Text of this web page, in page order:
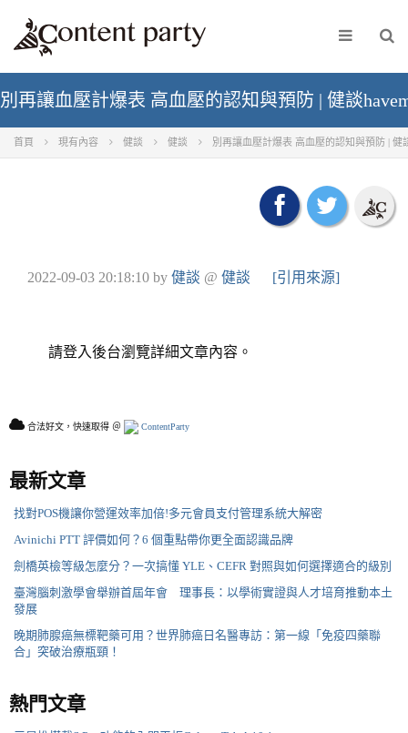
別再讓血壓計爆表 高血壓的認知與預防 | 健談
首頁 現有內容 健談 健談 別再讓血壓計爆表 高血壓的認知與預防 | 健
2022-09-03 20:18:10 by 健談 @ 健談 [引用來源]
請登入後台瀏覽詳細文章內容。
合法好文，快速取得 ＠ ContentParty
最新文章
找對POS機讓你營運效率加倍!多元會員支付管理系統大解密
Avinichi PTT 評價如何？6 個重點帶你更全面認識品牌
劍橋英檢等級怎麼分？一次搞懂 YLE、CEFR 對照與如何選擇適合的級別
臺灣腦刺激學會舉辦首屆年會 理事長：以學術實證與人才培育推動本土
發展
晚期肺腺癌無標靶藥可用？世界肺癌日名醫專訪：第一線「免疫四藥聯
合」突破治療瓶頸！
熱門文章